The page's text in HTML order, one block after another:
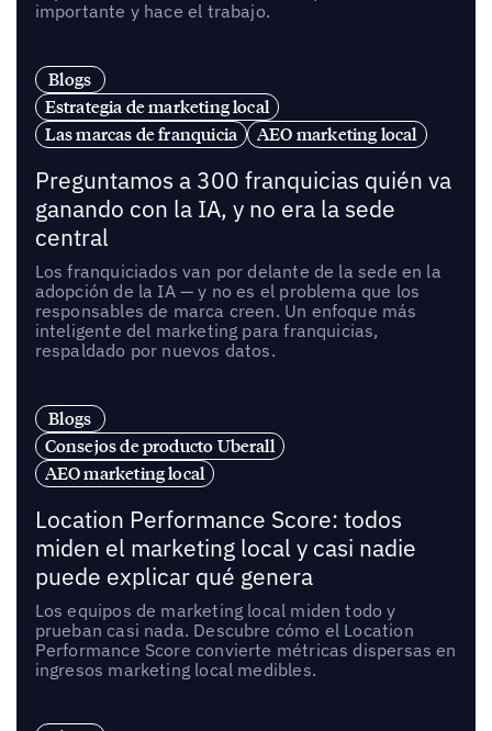
importante y hace el trabajo.
Blogs
Estrategia de marketing local
Las marcas de franquicia
AEO marketing local
Preguntamos a 300 franquicias quién va
ganando con la IA, y no era la sede
central
Los franquiciados van por delante de la sede en la
adopción de la IA — y no es el problema que los
responsables de marca creen. Un enfoque más
inteligente del marketing para franquicias,
respaldado por nuevos datos.
Blogs
Consejos de producto Uberall
AEO marketing local
Location Performance Score: todos
miden el marketing local y casi nadie
puede explicar qué genera
Los equipos de marketing local miden todo y
prueban casi nada. Descubre cómo el Location
Performance Score convierte métricas dispersas en
ingresos marketing local medibles.